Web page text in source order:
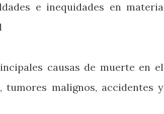
e inequidades en materia
causas de muerte en el
tumores malignos, accidentes y